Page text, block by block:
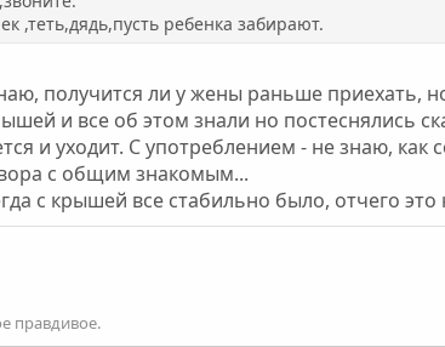
,теть,дядь,пусть ребенка забирают.
получится ли у жены раньше приехать,
и все об этом знали но постеснялись
и уходит. С употреблением - не знаю,
с общим знакомым...
с крышей все стабильно было, отчего
правдивое.